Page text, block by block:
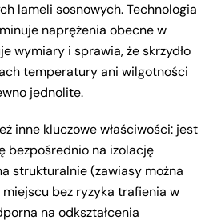
lameli sosnowych. Technologia
naprężenia obecne w
wymiary i sprawia, że skrzydło
temperatury ani wilgotności
jednolite.
inne kluczowe właściwości: jest
bezpośrednio na izolację
strukturalnie (zawiasy można
bez ryzyka trafienia w
na odkształcenia